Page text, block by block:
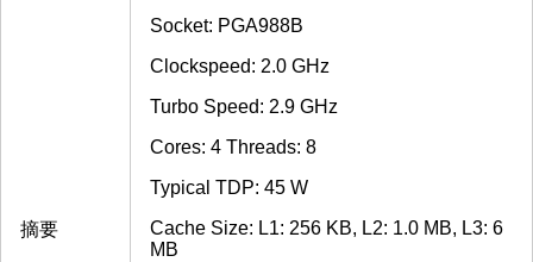
摘要
Socket: PGA988B
Clockspeed: 2.0 GHz
Turbo Speed: 2.9 GHz
Cores: 4 Threads: 8
Typical TDP: 45 W
Cache Size: L1: 256 KB, L2: 1.0 MB, L3: 6
MB